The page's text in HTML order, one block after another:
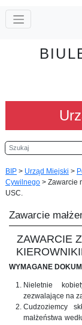
Szukaj
BIP > Urząd Miejski >
Cywilnego > Zawarcie
USC.
Zawarcie
ZAWARCIE
WYMAGANE
Nieletnie
zezwalające na
Cudzoziemcy
małżeństwa